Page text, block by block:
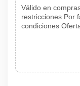
Válido en
restricciones Por
condiciones